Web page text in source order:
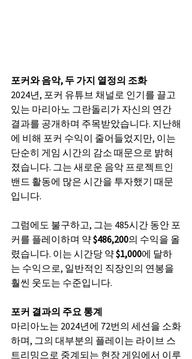
포커와 음악, 두 가지 열정의 조화
2024년, 포커 유튜브 채널로 인기를 끌고
있는 마리아노 그란돌리가 자신의 연간
결과를 공개하며 주목받았습니다. 지난해
에 비해 포커 수익이 줄어들었지만, 이는
단순히 게임 시간의 감소 때문으로 밝혀
졌습니다. 그는 새로운 음악 프로젝트인
밴드 활동에 많은 시간을 투자했기 때문
입니다.
그럼에도 불구하고, 그는 485시간 동안 포
커를 플레이하며 약 $486,200의 수익을 올
렸습니다. 이는 시간당 약 $1,000에 달하
는 수익으로, 일반적인 직장인의 연봉을
훨씬 웃도는 수준입니다.
포커 결과의 주요 통계
마리아노는 2024년에 72번의 세션을 소화
하며, 그의 대부분의 플레이는 라이브 스
트리밍으로 중계되는 현장 게임에서 이루